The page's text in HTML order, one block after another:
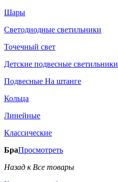
Шары
Светодиодные светильники
Точечный свет
Детские подвесные светильники
Подвесные На штанге
Кольца
Линейные
Классические
БраПросмотреть
Назад к Все товары